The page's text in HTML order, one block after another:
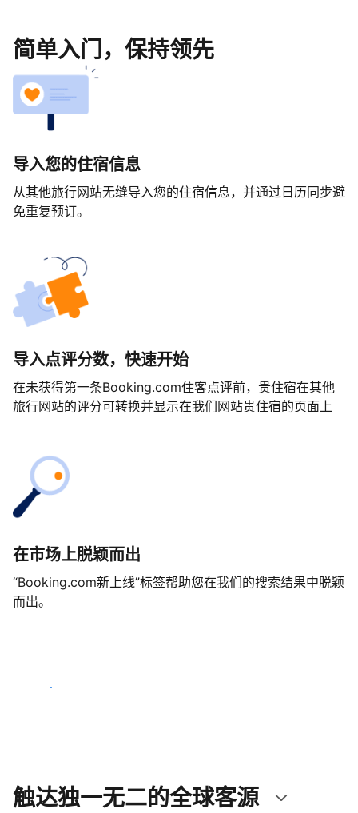
简单入门，保持领先
导入您的住宿信息
从其他旅行网站无缝导入您的住宿信息，并通过日历同步避
免重复预订。
导入点评分数，快速开始
在未获得第一条Booking.com住客点评前，贵住宿在其他
旅行网站的评分可转换并显示在我们网站贵住宿的页面上
在市场上脱颖而出
“Booking.com新上线”标签帮助您在我们的搜索结果中脱颖
而出。
马上开始
触达独一无二的全球客源